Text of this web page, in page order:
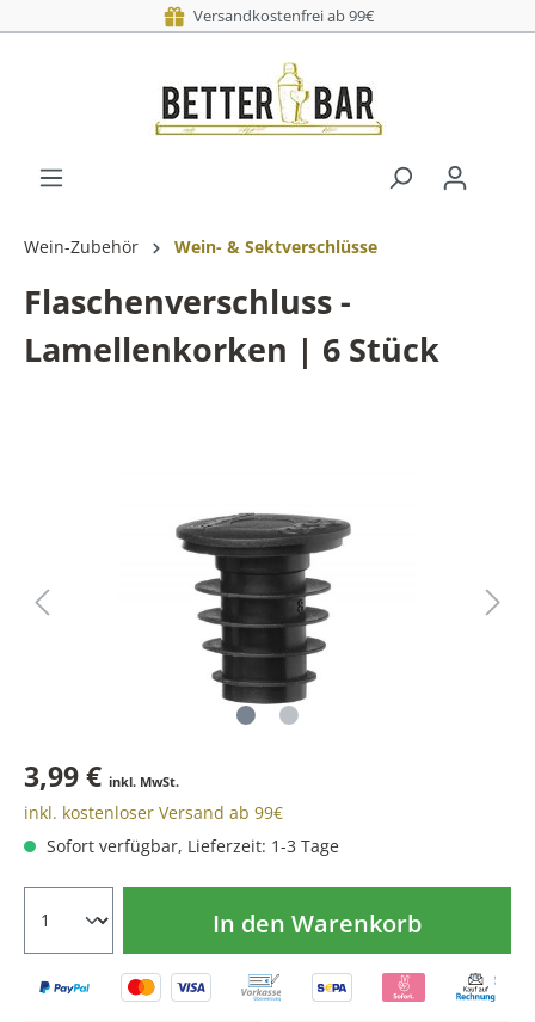
Wein-Zubehör Wein- & Sektverschlüsse
Flaschenverschluss -
Lamellenkorken | 6 Stück
3,99 € inkl. MwSt.
inkl. kostenloser Versand ab 99€
Sofort verfügbar, Lieferzeit: 1-3 Tage
In den Warenkorb